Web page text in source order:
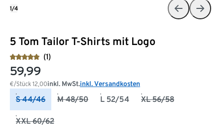
5 Tom Tailor T-Shirts mit Logo
(1)
59,99
€/Stück 12,00inkl. MwSt.inkl. Versandkosten
S 44/46 M 48/50 L 52/54 XL 56/58
XXL 60/62
1/4